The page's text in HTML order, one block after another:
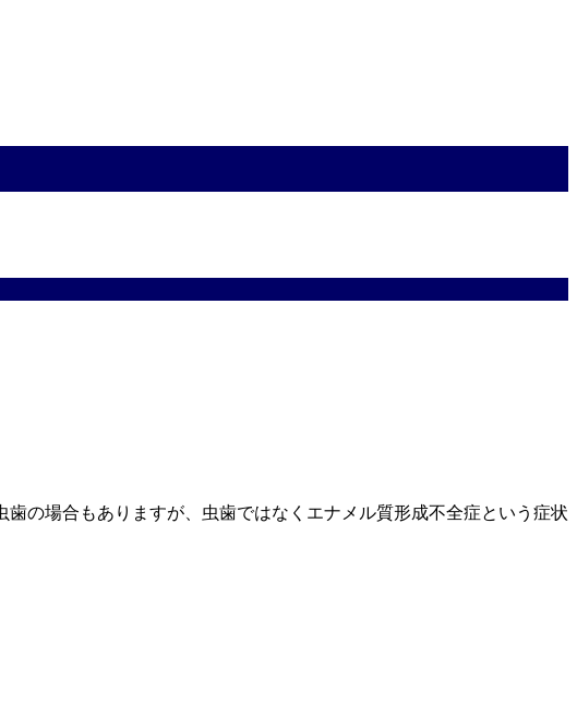
の場合もありますが、虫歯ではなくエナメル質形成不全症という症状